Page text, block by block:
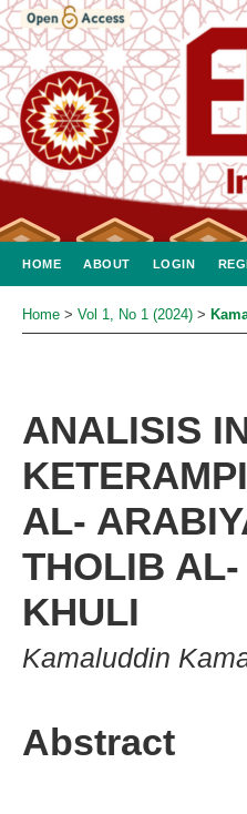
HOME ABOUT LOGIN
Home > Vol 1, No 1 (2024) >
ANALISIS
AL-
THOLIB
KHULI
Kamaluddin
Abstract